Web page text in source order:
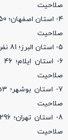
صلاحیت
صلاحیت
5- استان البرز؛ 81 نفر تایید، 193 نفر، در مجموع 29 درصد تایید صلاحیت
صلاحیت
صلاحیت
صلاحیت